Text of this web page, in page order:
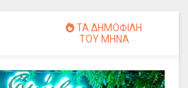
ΤΑ ΔΗΜΟΦΙΛΗ
ΤΟΥ ΜΗΝΑ